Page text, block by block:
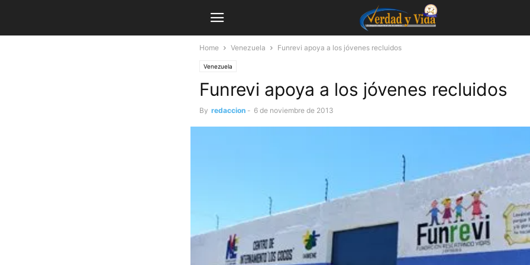
Home Venezuela Funrevi apoya a los jóvenes recluidos
Venezuela
Funrevi apoya a los jóvenes recluidos
By redaccion - 6 de noviembre de 2013